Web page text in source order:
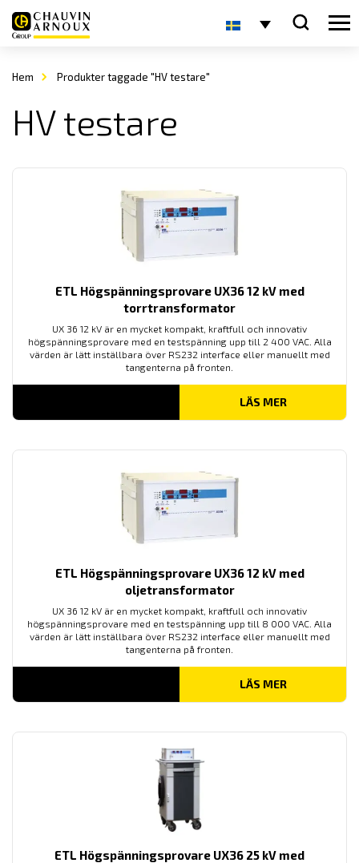
Hem Produkter taggade "HV testare"
HV testare
ETL Högspänningsprovare UX36 12 kV med
torrtransformator
UX 36 12 kV är en mycket kompakt, kraftfull och innovativ
högspänningsprovare med en testspänning upp till 2 400 VAC. Alla
värden är lätt inställbara över RS232 interface eller manuellt med
tangenterna på fronten.
LÄS MER
ETL Högspänningsprovare UX36 12 kV med
oljetransformator
UX 36 12 kV är en mycket kompakt, kraftfull och innovativ
högspänningsprovare med en testspänning upp till 8 000 VAC. Alla
värden är lätt inställbara över RS232 interface eller manuellt med
tangenterna på fronten.
LÄS MER
ETL Högspänningsprovare UX36 25 kV med